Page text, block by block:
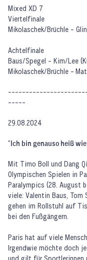
Mixed XD 7
Viertelfinale
Mikolaschek/Brüchle -
Achtelfinale
Baus/Spegel - Kim/Lee
Mikolaschek/Brüchle -
-----
29.08.2024
"Ich bin genauso heiß
Mit Timo Boll und Dang
Olympischen Spielen in
Paralympics (28. August
viele: Valentin Baus, Tom
gehen im Rollstuhl auf
bei den Fußgängern.
Paris hat auf viele
Irgendwie möchte doch